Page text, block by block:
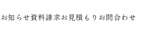
お知らせ資料請求お見積もり お問合わせ